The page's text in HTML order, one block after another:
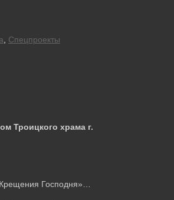
Спецпроекты
Троицкого храма г.
Господня»…